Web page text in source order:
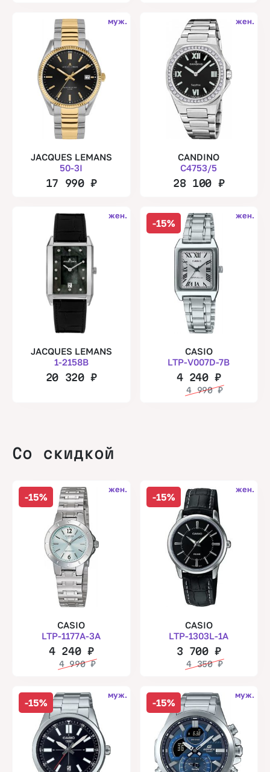
муж.
JACQUES LEMANS
50-3I
17 990₽
жен.
CANDINO
C4753/5
28 100 ₽
жен.
JACQUES LEMANS
1-2158B
20 320₽
-15%
жен.
CASIO
LTP-V007D-7B
4 240₽
4 990₽
Со скидкой
-15%
жен.
CASIO
LTP-1177A-3A
4 240 ₽
4 990₽
-15%
жен.
CASIO
LTP-1303L-1A
3 700₽
4 350₽
-15%
муж.
-15%
муж.